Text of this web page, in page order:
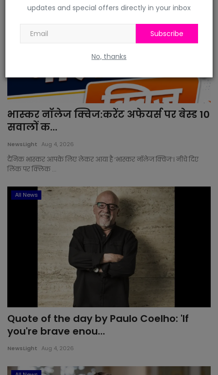
updates and special offers directly in your inbox
Subscribe
No, thanks
भास्‍कर नॉलेज क्विज:करेंट अफेयर्स पर बेस्‍ड 10
सवालों क...
NewsLight Aug 4, 2026
दैनिक भास्‍कर आपके लिए लेकर आया है ‘भास्कर नॉलेज क्विज’। नीचे दिए
लिंक पर क्लिक ...
All News
Quote of the day by Paulo Coelho: 'If
you're brave enou...
NewsLight Aug 4, 2026